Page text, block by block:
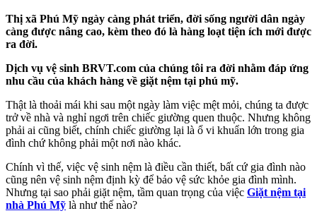
Thị xã Phú Mỹ ngày càng phát triển, đời sống người dân ngày
càng được nâng cao, kèm theo đó là hàng loạt tiện ích mới được
ra đời.
Dịch vụ vệ sinh BRVT.com của chúng tôi ra đời nhằm đáp ứng
nhu cầu của khách hàng về giặt nệm tại phú mỹ.
Thật là thoải mái khi sau một ngày làm việc mệt mỏi, chúng ta được
trở về nhà và nghỉ ngơi trên chiếc giường quen thuộc. Nhưng không
phải ai cũng biết, chính chiếc giường lại là ổ vi khuẩn lớn trong gia
đình chứ không phải một nơi nào khác.
Chính vì thế, việc vệ sinh nệm là điều cần thiết, bất cứ gia đình nào
cũng nên vệ sinh nệm định kỳ để bảo vệ sức khỏe gia đình mình.
Nhưng tại sao phải giặt nệm, tầm quan trọng của việc Giặt nệm tại
nhà Phú Mỹ là như thế nào?